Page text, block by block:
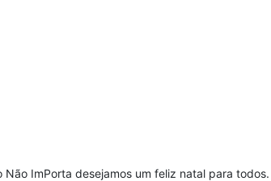
Não ImPorta desejamos um feliz natal para